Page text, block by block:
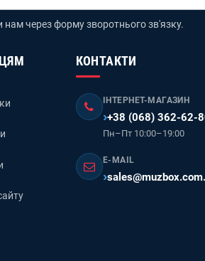
через форму зворотнього зв'язку.
КОНТАКТИ
ІНТЕРНЕТ-МАГАЗИН
+38 (068) 362-62-
Пн–Пт 10:00–19:00
E-MAIL